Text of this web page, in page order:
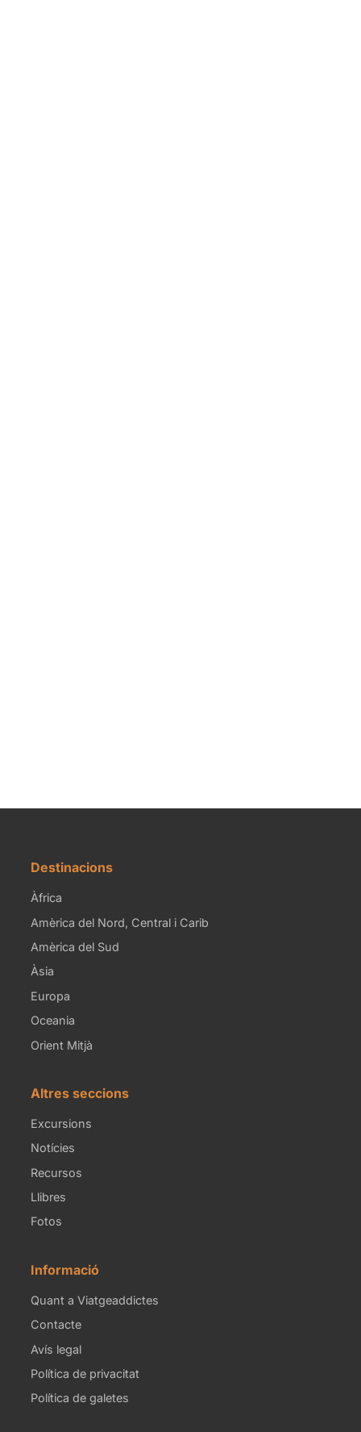
Destinacions
Àfrica
Amèrica del Nord, Central i Carib
Amèrica del Sud
Àsia
Europa
Oceania
Orient Mitjà
Altres seccions
Excursions
Notícies
Recursos
Llibres
Fotos
Informació
Quant a Viatgeaddictes
Contacte
Avís legal
Política de privacitat
Política de galetes